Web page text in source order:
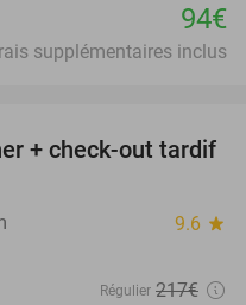
94€
supplémentaires inclus
30%
+ check-out tardif
9.6 star
Régulier 217€